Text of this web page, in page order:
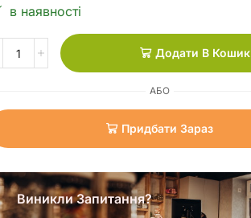
в наявності
Додати В Кошик
АБО
Придбати Зараз
Виникли Запитання?